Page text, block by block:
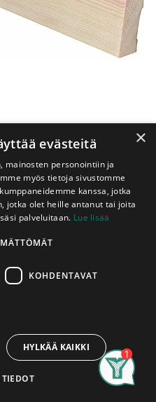
Account
mm Puuvalmis
mm
männystä valmistettu
listan voit käsitellä
riippuen listaa voi käyttää
tarvittavien jalkalistojen
määrällä,
jalkalistaa tulee huomioida
Esimerkiksi
×
evästeitä
mainosten personointiin ja
myös tietoja sivustomme
kanssa, jotka
jotka olet heille antanut tai joita
palveluitaan. Lue lisää
KOHDENTAVAT
HYLKÄÄ KAIKKI